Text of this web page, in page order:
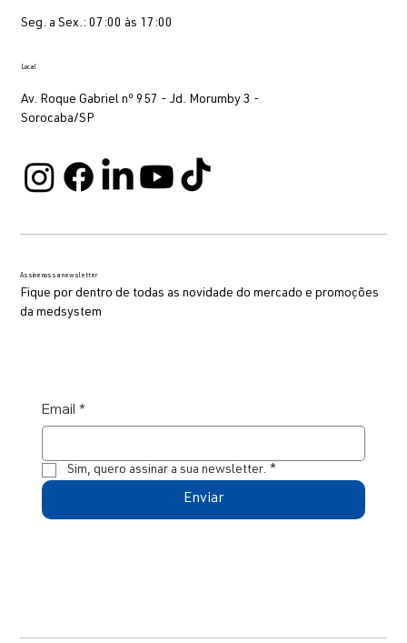
Seg. a Sex.: 07:00 às 17:00
Local
Av. Roque Gabriel nº 957 - Jd. Morumby 3 -
Sorocaba/SP
Assine nossa newsletter
Fique por dentro de todas as novidade do mercado e promoções
da medsystem
Email *
Sim, quero assinar a sua newsletter. *
Enviar